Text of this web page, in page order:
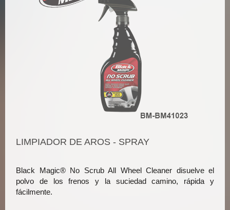
LIMPIADOR DE AROS - SPRAY
Black Magic® No Scrub All Wheel Cleaner disuelve el
polvo de los frenos y la suciedad camino, rápida y
fácilmente.